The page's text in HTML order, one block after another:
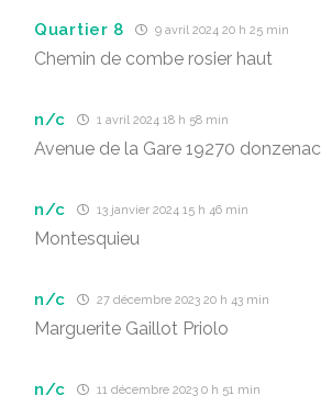
Quartier 8 9 avril 2024 20 h 25 min
Chemin de combe rosier haut
n/c 1 avril 2024 18 h 58 min
Avenue de la Gare 19270 donzenac
n/c 13 janvier 2024 15 h 46 min
Montesquieu
n/c 27 décembre 2023 20 h 43 min
Marguerite Gaillot Priolo
n/c 11 décembre 2023 0 h 51 min